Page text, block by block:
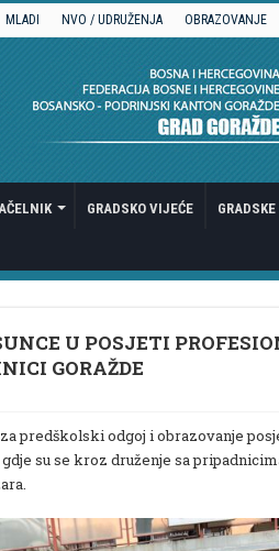
MLADI NVO / UDRUŽENJA OBRAZOVANJE
GRADSKO VIJEĆE
U POSJETI
GORAŽDE
predškolski odgoj i obrazovanje
su se kroz druženje sa